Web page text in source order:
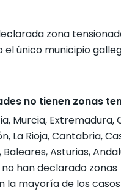
zona
el único municipio
no tienen zonas
Murcia, Extremadura,
La Rioja, Cantabria,
Baleares, Asturias,
han declarado zonas
la mayoría de los